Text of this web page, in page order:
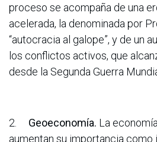
proceso se acompaña de una
acelerada, la denominada por
“autocracia al galope”, y de un
los conflictos activos, que
desde la Segunda Guerra
2. Geoeconomía. La
aumentan su importancia como